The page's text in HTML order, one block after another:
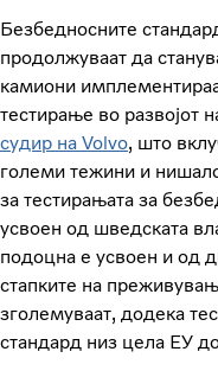
Безбедносните
продолжуваат да
камиони
тестирање во развојот
судир на Volvo, што
големи тежини и
за тестирањата за
усвоен од шведската
подоцна е усвоен и од
стапките на
зголемуваат, додека
стандард низ цела ЕУ